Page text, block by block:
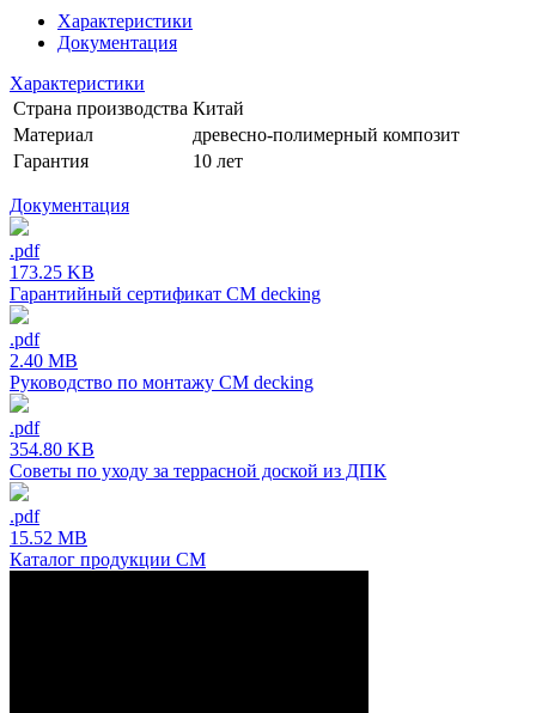
Характеристики
Документация
Характеристики
Страна производства Китай
Материал
древесно-полимерный композит
Гарантия
10 лет
Документация
.pdf
173.25 KB
Гарантийный сертификат CM decking
.pdf
2.40 MB
Руководство по монтажу CM decking
.pdf
354.80 KB
Советы по уходу за террасной доской из ДПК
.pdf
15.52 MB
Каталог продукции CM